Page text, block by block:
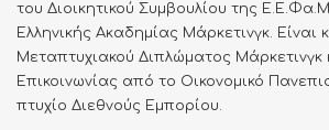
του Διοικητικού Συμβουλίου της
Ελληνικής Ακαδημίας Μάρκετινγκ. Είναι
Μεταπτυχιακού Διπλώματος Μάρκετινγκ
Επικοινωνίας από το Οικονομικό
πτυχίο Διεθνούς Εμπορίου.